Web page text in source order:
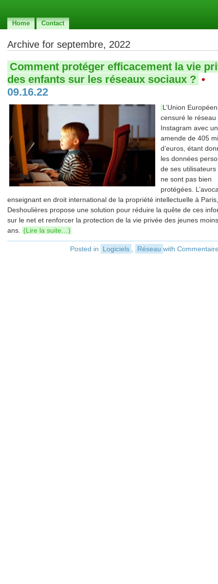
Home Contact
Archive for septembre, 2022
Comment protéger efficacement la vie
des enfants sur les réseaux sociaux ? •
09.16.22
L’Union
censuré le réseau
Instagram avec
amende de 405
d’euros, étant
les données
de ses utilisateurs
ne sont pas bien
protégées.
enseignant en droit international de la propriété intellectuelle à
Deshoulières propose une solution pour réduire la quête de ces
sur le net et renforcer la protection de la vie privée des jeunes
ans. (Lire la suite…)
Posted in Logiciels , Réseau with